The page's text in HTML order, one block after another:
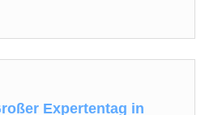
Expertentag in